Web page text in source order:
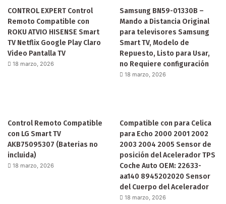
CONTROL EXPERT Control
Remoto Compatible con
ROKU ATVIO HISENSE Smart
TV Netflix Google Play Claro
Video Pantalla TV
18 marzo, 2026
Samsung BN59-01330B –
Mando a Distancia Original
para televisores Samsung
Smart TV, Modelo de
Repuesto, Listo para Usar,
no Requiere configuración
18 marzo, 2026
Control Remoto Compatible
con LG Smart TV
AKB75095307 (Baterias no
incluida)
18 marzo, 2026
Compatible con para Celica
para Echo 2000 2001 2002
2003 2004 2005 Sensor de
posición del Acelerador TPS
Coche Auto OEM: 22633-
aa140 8945202020 Sensor
del Cuerpo del Acelerador
18 marzo, 2026